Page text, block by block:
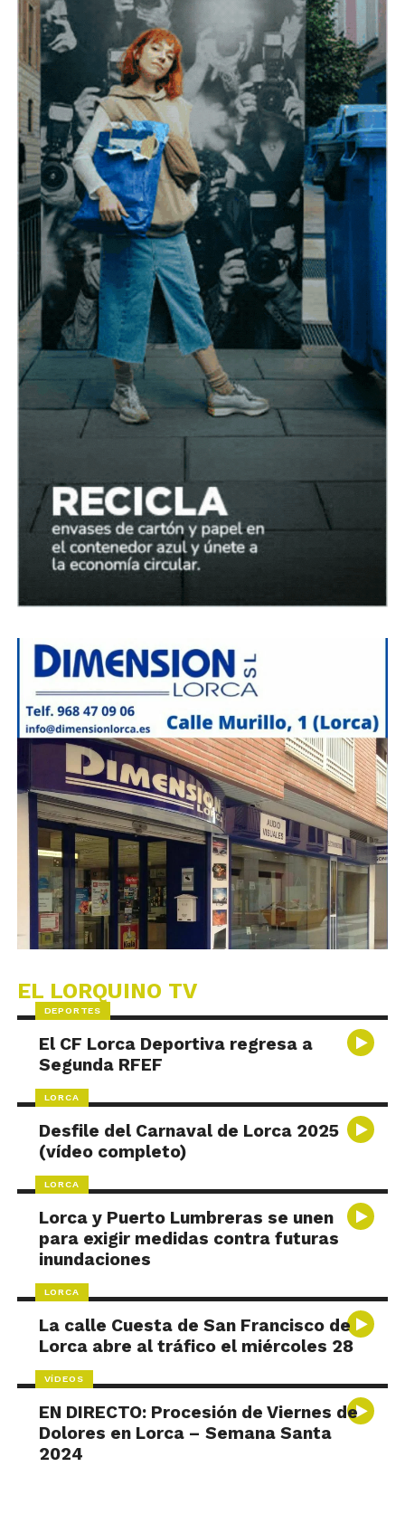
EL LORQUINO TV
DEPORTES
El CF Lorca Deportiva regresa a
Segunda RFEF
LORCA
Desfile del Carnaval de Lorca 2025
(vídeo completo)
LORCA
Lorca y Puerto Lumbreras se unen
para exigir medidas contra futuras
inundaciones
LORCA
La calle Cuesta de San Francisco de
Lorca abre al tráfico el miércoles 28
VÍDEOS
EN DIRECTO: Procesión de Viernes de
Dolores en Lorca – Semana Santa
2024